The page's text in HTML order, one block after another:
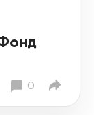
0